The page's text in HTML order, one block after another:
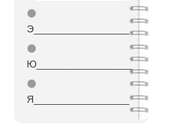
⚫
Э_________________
⚫
Ю_________________
⚫
Я_________________